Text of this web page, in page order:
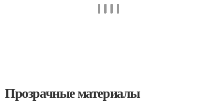
Прозрачные материалы